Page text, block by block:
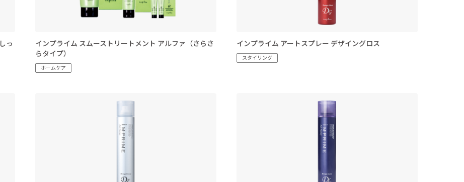
っ
インプライム スムーストリートメント アルファ（さらさ
らタイプ）
ホームケア
インプライム アートスプレー デザイングロス
スタイリング